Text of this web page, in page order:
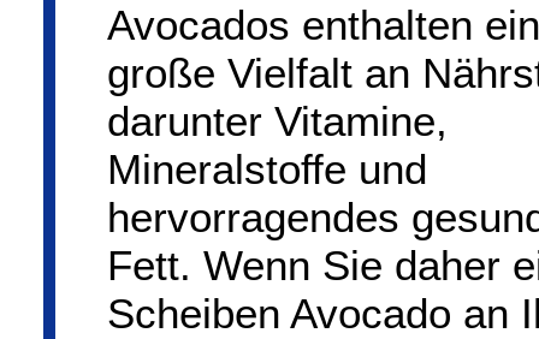
Avocados enthalten
große Vielfalt an
darunter Vitamine,
Mineralstoffe und
hervorragendes
Fett. Wenn Sie daher
Scheiben Avocado an